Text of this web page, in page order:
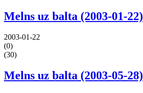
Melns uz balta (2003-01-22)
2003-01-22
(0)
(30)
Melns uz balta (2003-05-28)